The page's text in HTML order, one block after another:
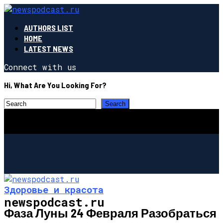
AUTHORS LIST
HOME
LATEST NEWS
Connect with us
Hi, What Are You Looking For?
newspodcast.ru
Здоровье и красота
Фаза Луны 24 Февраля Разобраться